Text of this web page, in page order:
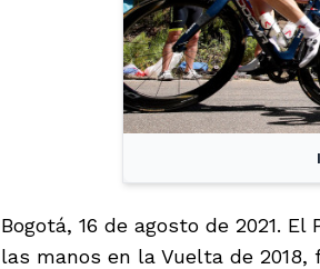
Bogotá, 16 de agosto de 2021.
las manos en la Vuelta de